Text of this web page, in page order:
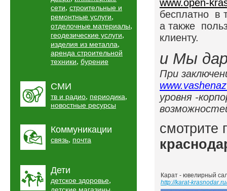
сети, строительные и
ремонтные услуги,
отделочные материалы,
геодезические услуги,
изделия из металла,
аренда строительной
техники, бурение
СМИ
тв и радио, периодика,
новостные ресурсы
Коммуникации
связь, почта
Дети
детское здоровье,
,
www.open-
бесплатно в
а также
клиенту.
и Мы
При
уровня -
Карат - ювелирный
http://karat-krasnodar.ru/